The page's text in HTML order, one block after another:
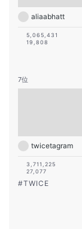
aliaabhatt
5,065,431
19,808
7位
twicetagram
3,711,225
27,077
#TWICE